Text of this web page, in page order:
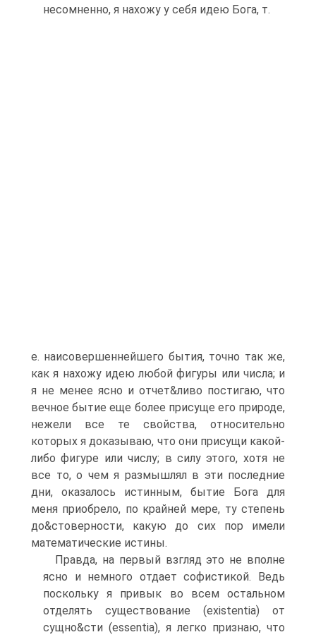
несомненно, я нахожу у себя идею Бога, т.
е. наисовершеннейшего бытия, точно так же,
как я нахожу идею любой фигуры или числа; и
я не менее ясно и отчет&ливо постигаю, что
вечное бытие еще более присуще его природе,
нежели все те свойства, относительно
которых я доказываю, что они присущи какой-
либо фигуре или числу; в силу этого, хотя не
все то, о чем я размышлял в эти последние
дни, оказалось истинным, бытие Бога для
меня приобрело, по крайней мере, ту степень
до&стоверности, какую до сих пор имели
математические истины.
Правда, на первый взгляд это не вполне
ясно и немного отдает софистикой. Ведь
поскольку я привык во всем остальном
отделять существование (existentia) от
сущно&сти (essentia), я легко признаю, что